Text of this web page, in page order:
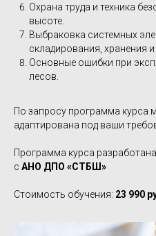
Охрана труда и техника
высоте.
Выбраковка системных
складирования, хранения
Основные ошибки при
лесов.
По запросу программа курса
адаптирована под ваши
Программа курса
с АНО ДПО «‎‎СТБШ»
Стоимость обучения: 23 990